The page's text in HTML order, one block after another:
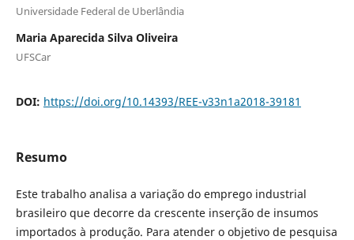
Universidade Federal de Uberlândia
Maria Aparecida Silva Oliveira
UFSCar
DOI: https://doi.org/10.14393/REE-v33n1a2018-39181
Resumo
Este trabalho analisa a variação do emprego industrial
brasileiro que decorre da crescente inserção de insumos
importados à produção. Para atender o objetivo de pesquisa